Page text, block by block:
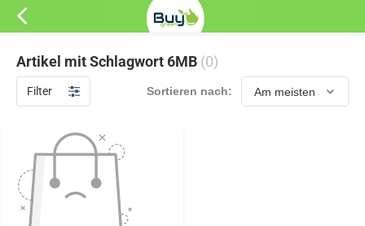
Artikel mit Schlagwort 6MB (0)
Filter Sortieren nach: